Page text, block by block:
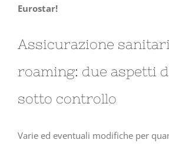
Eurostar!
Assicurazione
roaming: due aspetti
sotto controllo
Varie ed eventuali modifiche per